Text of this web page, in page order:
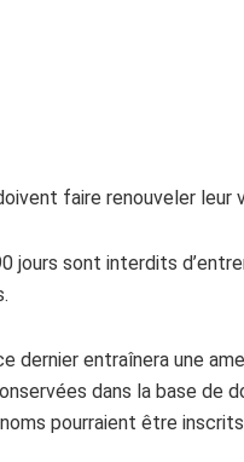
faire renouveler leur
jours sont interdits
entraînera une
dans la base de
pourraient être